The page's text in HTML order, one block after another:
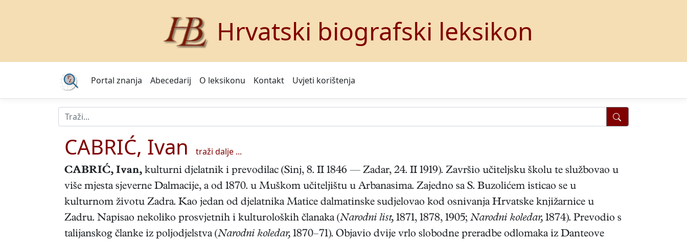
Hrvatski biografski leksikon
Portal znanja Abecedarij O leksikonu Kontakt Uvjeti korištenja
CABRIĆ, Ivan traži dalje ...
CABRIĆ, Ivan, kulturni djelatnik i prevodilac (Sinj, 8. II 1846 — Zadar, 24. II 1919). Završio učiteljsku školu te službovao u
više mjesta sjeverne Dalmacije, a od 1870. u Muškom učiteljištu u Arbanasima. Zajedno sa S. Buzolićem isticao se u
kulturnom životu Zadra. Kao jedan od djelatnika Matice dalmatinske sudjelovao kod osnivanja Hrvatske knjižarnice u
Zadru. Napisao nekoliko prosvjetnih i kulturoloških članaka (Narodni list, 1871, 1878, 1905; Narodni koledar, 1874). Prevodio s
talijanskog članke iz poljodjelstva (Narodni koledar, 1870–71). Objavio dvije vrlo slobodne preradbe odlomaka iz Danteove